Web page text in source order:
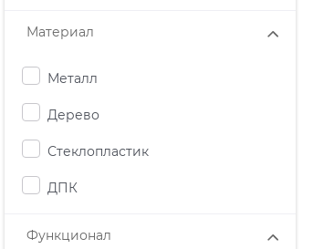
Материал
Металл
Дерево
Стеклопластик
ДПК
Функционал